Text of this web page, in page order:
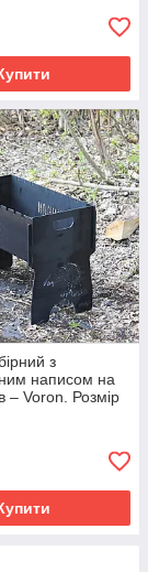
з
написом на
– Voron. Розмір
мм